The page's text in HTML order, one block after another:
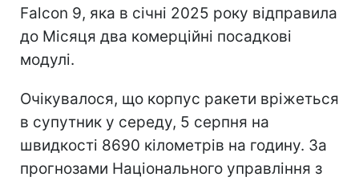
Falcon 9, яка в січні 2025 року відправила
до Місяця два комерційні посадкові
модулі.
Очікувалося, що корпус ракети вріжеться
в супутник у середу, 5 серпня на
швидкості 8690 кілометрів на годину. За
прогнозами Національного управління з